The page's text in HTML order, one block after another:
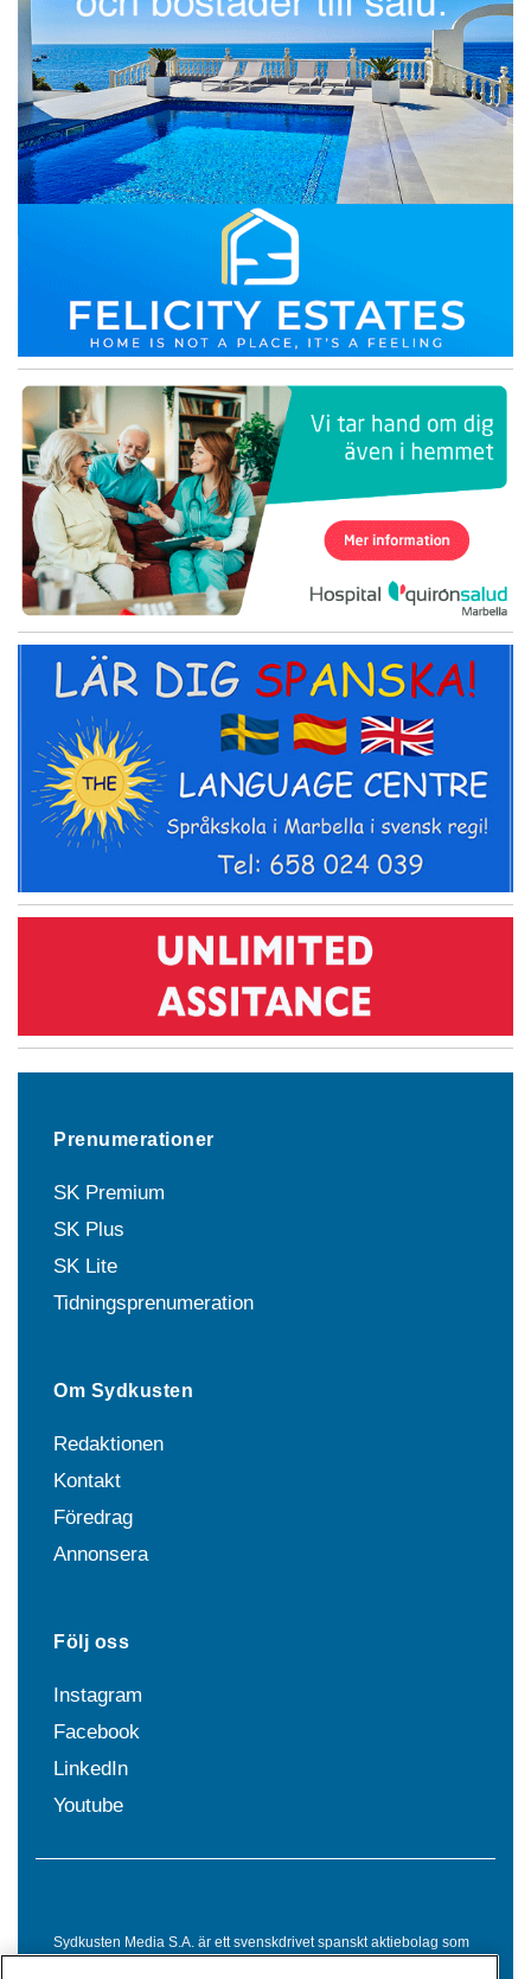
Prenumerationer
SK Premium
SK Plus
SK Lite
Tidningsprenumeration
Om Sydkusten
Redaktionen
Kontakt
Föredrag
Annonsera
Följ oss
Instagram
Facebook
LinkedIn
Youtube
Sydkusten Media S.A. är ett svenskdrivet spanskt aktiebolag som